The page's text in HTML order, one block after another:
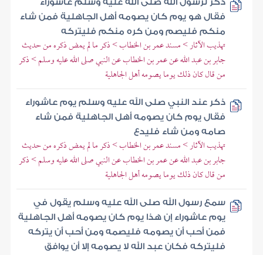
ذكر لرسول الله صلى الله عليه وسلم عاشوراء
فقال هو يوم كان يصومه أهل الجاهلية فمن شاء
منكم فليصم ومن كره منكم فليتركه
تهذيب الآثار > مسند عمر بن الخطاب > ذكر ما لم يمض ذكره من حديث
جابر بن عبد الله عن عمر بن الخطاب عن النبي صلى الله عليه وسلم > ذكر
من قال كان ذلك يوما يصومه أهل الجاهلية
ذكر عند النبي صلى الله عليه وسلم يوم عاشوراء
فقال يوم كان يصومه أهل الجاهلية فمن شاء
صامه ومن شاء فليدع
تهذيب الآثار > مسند عمر بن الخطاب > ذكر ما لم يمض ذكره من حديث
جابر بن عبد الله عن عمر بن الخطاب عن النبي صلى الله عليه وسلم > ذكر
من قال كان ذلك يوما يصومه أهل الجاهلية
سمع رسول الله صلى الله عليه وسلم يقول في
يوم عاشوراء إن هذا يوم كان يصومه أهل الجاهلية
فمن أحب أن يصومه فليصمه ومن أحب أن يتركه
فليتركه فكان عبد الله لا يصومه إلا أن يوافق